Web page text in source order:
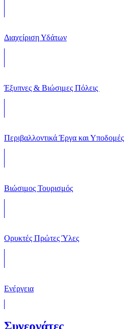
Διαχείριση Υδάτων
Έξυπνες & Βιώσιμες Πόλεις
Περιβαλλοντικά Έργα και Υποδομές
Βιώσιμος Τουρισμός
Ορυκτές Πρώτες Ύλες
Ενέργεια
Συνεργάτες